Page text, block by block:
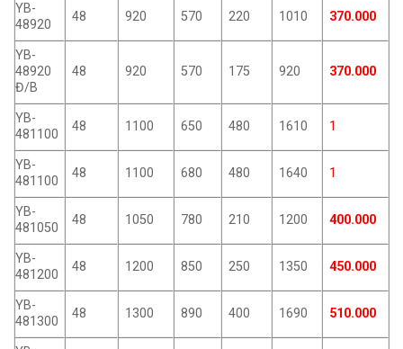
YB-
48920
48 920 570 220 1010 370.000
YB-
48920
Đ/B
48 920 570 175 920 370.000
YB-
481100
48 1100 650 480 1610 1
YB-
481100
48 1100 680 480 1640 1
YB-
481050
48 1050 780 210 1200 400.000
YB-
481200
48 1200 850 250 1350 450.000
YB-
481300
48 1300 890 400 1690 510.000